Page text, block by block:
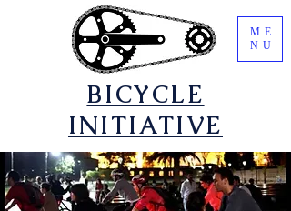
​BICYCLE
INITIATIVE
ME
NU